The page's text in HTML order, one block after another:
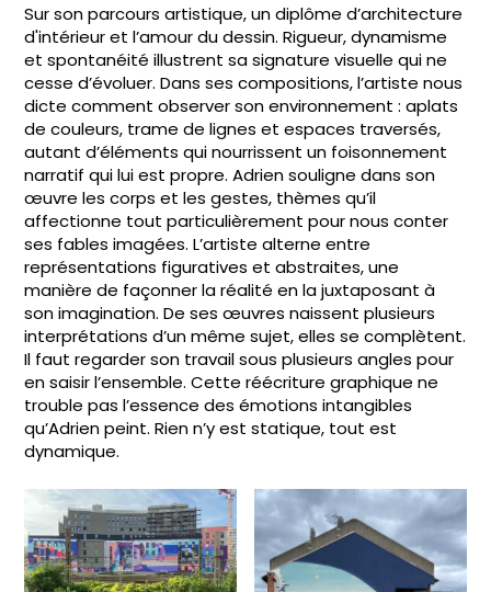
Sur son parcours artistique, un diplôme d’architecture
d'intérieur et l’amour du dessin. Rigueur, dynamisme
et spontanéité illustrent sa signature visuelle qui ne
cesse d’évoluer. Dans ses compositions, l’artiste nous
dicte comment observer son environnement : aplats
de couleurs, trame de lignes et espaces traversés,
autant d’éléments qui nourrissent un foisonnement
narratif qui lui est propre. Adrien souligne dans son
œuvre les corps et les gestes, thèmes qu’il
affectionne tout particulièrement pour nous conter
ses fables imagées. L’artiste alterne entre
représentations figuratives et abstraites, une
manière de façonner la réalité en la juxtaposant à
son imagination. De ses œuvres naissent plusieurs
interprétations d’un même sujet, elles se complètent.
Il faut regarder son travail sous plusieurs angles pour
en saisir l’ensemble. Cette réécriture graphique ne
trouble pas l’essence des émotions intangibles
qu’Adrien peint. Rien n’y est statique, tout est
dynamique.